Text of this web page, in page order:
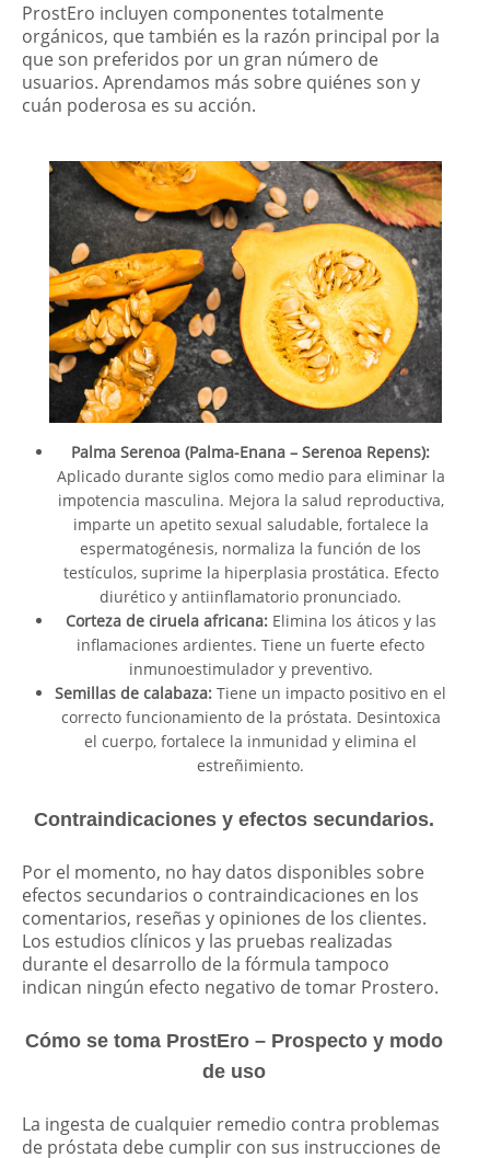
ProstEro incluyen componentes totalmente
orgánicos, que también es la razón principal por la
que son preferidos por un gran número de
usuarios. Aprendamos más sobre quiénes son y
cuán poderosa es su acción.
Palma Serenoa (Palma-Enana – Serenoa Repens):
Aplicado durante siglos como medio para eliminar la
impotencia masculina. Mejora la salud reproductiva,
imparte un apetito sexual saludable, fortalece la
espermatogénesis, normaliza la función de los
testículos, suprime la hiperplasia prostática. Efecto
diurético y antiinflamatorio pronunciado.
Corteza de ciruela africana:Elimina los áticos y las
inflamaciones ardientes. Tiene un fuerte efecto
inmunoestimulador y preventivo.
Semillas de calabaza: Tiene un impacto positivo en el
correcto funcionamiento de la próstata. Desintoxica
el cuerpo, fortalece la inmunidad y elimina el
estreñimiento.
Contraindicaciones y efectos secundarios.
Por el momento, no hay datos disponibles sobre
efectos secundarios o contraindicaciones en los
comentarios, reseñas y opiniones de los clientes.
Los estudios clínicos y las pruebas realizadas
durante el desarrollo de la fórmula tampoco
indican ningún efecto negativo de tomar Prostero.
Cómo se toma ProstEro – Prospecto y modo
de uso
La ingesta de cualquier remedio contra problemas
de próstata debe cumplir con sus instrucciones de